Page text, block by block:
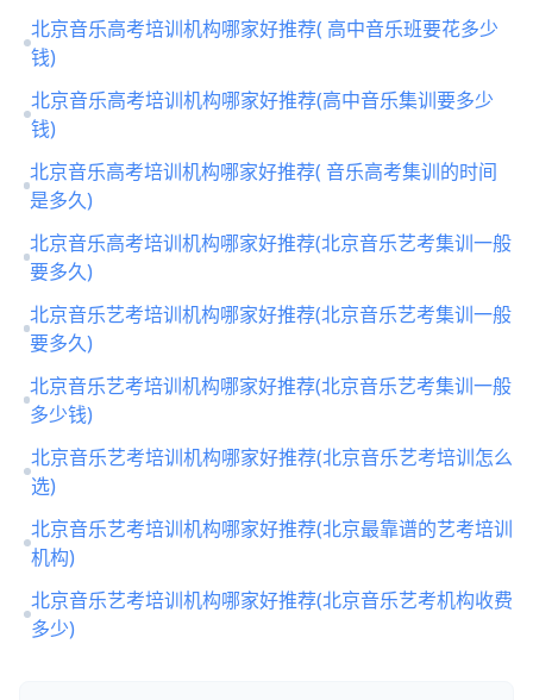
北京音乐高考培训机构哪家好推荐( 高中音乐班要花多少
钱)
北京音乐高考培训机构哪家好推荐(高中音乐集训要多少
钱)
北京音乐高考培训机构哪家好推荐( 音乐高考集训的时间
是多久)
北京音乐高考培训机构哪家好推荐(北京音乐艺考集训一般
要多久)
北京音乐艺考培训机构哪家好推荐(北京音乐艺考集训一般
要多久)
北京音乐艺考培训机构哪家好推荐(北京音乐艺考集训一般
多少钱)
北京音乐艺考培训机构哪家好推荐(北京音乐艺考培训怎么
选)
北京音乐艺考培训机构哪家好推荐(北京最靠谱的艺考培训
机构)
北京音乐艺考培训机构哪家好推荐(北京音乐艺考机构收费
多少)